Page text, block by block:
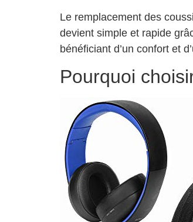
Le remplacement des
devient simple et rapide
bénéficiant d’un confort et
Pourquoi